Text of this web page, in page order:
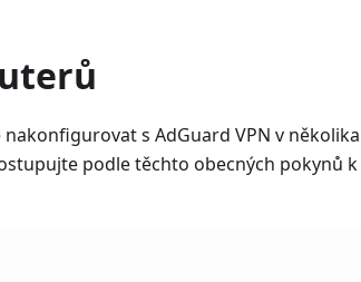
s AdGuard VPN v
podle těchto obecných pokynů k